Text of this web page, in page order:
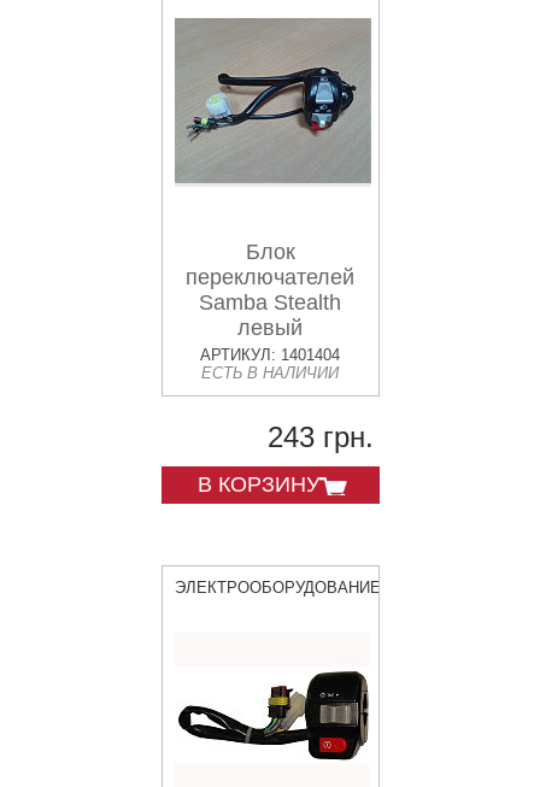
Блок
переключателей
Samba Stealth
левый
АРТИКУЛ: 1401404
ЕСТЬ В НАЛИЧИИ
243 грн.
В КОРЗИНУ
ЭЛЕКТРООБОРУДОВАНИЕ